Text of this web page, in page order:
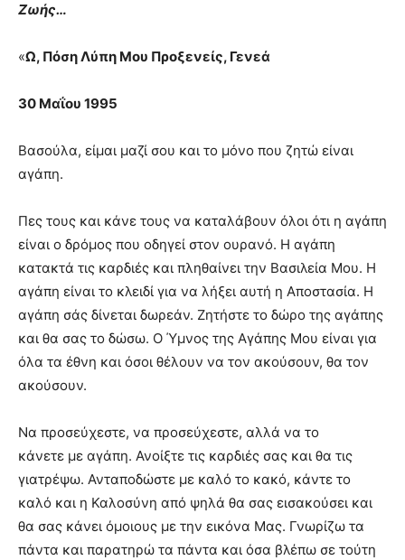
Ζωής…
«Ω, Πόση Λύπη Μου Προξενείς, Γενεά
30 Μαΐου 1995
Βασούλα, είμαι μαζί σου και το μόνο που ζητώ είναι
αγάπη.
Πες τους και κάνε τους να καταλάβουν όλοι ότι η αγάπη
είναι ο δρόμος που οδηγεί στον ουρανό. Η αγάπη
κατακτά τις καρδιές και πληθαίνει την Βασιλεία Μου. Η
αγάπη είναι το κλειδί για να λήξει αυτή η Αποστασία. Η
αγάπη σάς δίνεται δωρεάν. Ζητήστε το δώρο της αγάπης
και θα σας το δώσω. Ο Ύμνος της Αγάπης Μου είναι για
όλα τα έθνη και όσοι θέλουν να τον ακούσουν, θα τον
ακούσουν.
Να προσεύχεστε, να προσεύχεστε, αλλά να το
κάνετε με αγάπη. Ανοίξτε τις καρδιές σας και θα τις
γιατρέψω. Ανταποδώστε με καλό το κακό, κάντε το
καλό και η Καλοσύνη από ψηλά θα σας εισακούσει και
θα σας κάνει όμοιους με την εικόνα Μας. Γνωρίζω τα
πάντα και παρατηρώ τα πάντα και όσα βλέπω σε τούτη